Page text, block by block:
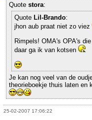
Quote stora:
Quote Lil-Brando:
jhon aub praat niet zo viez
Rimpels! OMA's OPA's
daar ga ik van kotsen
Je kan nog veel van de
theorieboekje thuis laten en
25-02-2007 17:06:22